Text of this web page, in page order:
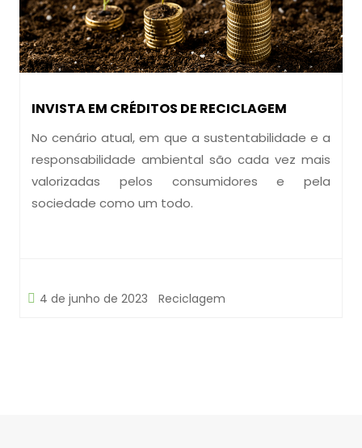
INVISTA EM CRÉDITOS DE RECICLAGEM
No cenário atual, em que a sustentabilidade e a
responsabilidade ambiental são cada vez mais
valorizadas pelos consumidores e pela
sociedade como um todo.
4 de junho de 2023 Reciclagem